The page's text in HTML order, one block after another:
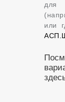
для
или